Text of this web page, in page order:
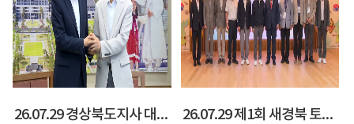
26.07.29 경상북도지사 대구시장 면담 26.07.29 제1회 새경북 토론회 미리보는 경북 미래 식품산업